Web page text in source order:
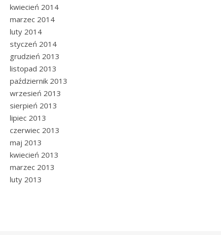
kwiecień 2014
marzec 2014
luty 2014
styczeń 2014
grudzień 2013
listopad 2013
październik 2013
wrzesień 2013
sierpień 2013
lipiec 2013
czerwiec 2013
maj 2013
kwiecień 2013
marzec 2013
luty 2013